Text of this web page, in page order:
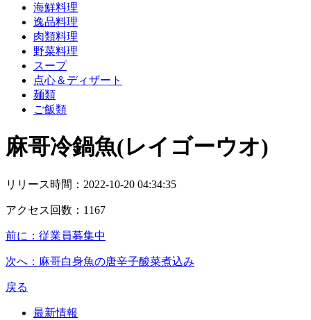
海鮮料理
逸品料理
肉類料理
野菜料理
スープ
点心＆ディザート
麺類
ご飯類
麻哥冷鍋魚(レイゴーウオ)
リリース時間： 2022-10-20 04:34:35
アクセス回数： 1167
前に： 従業員募集中
次へ： 麻哥白身魚の唐辛子酸菜煮込み
戻る
最新情報